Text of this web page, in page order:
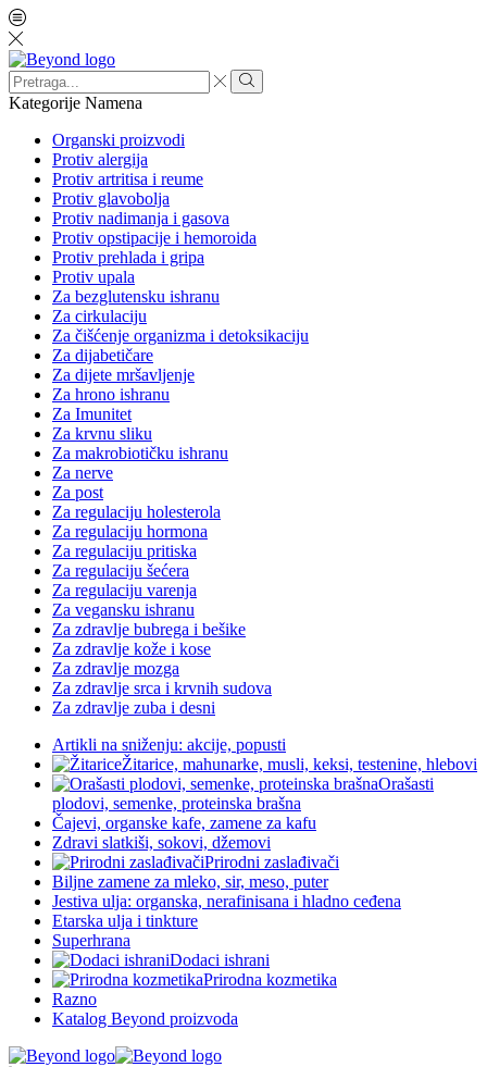
Search
input
Search
Kategorije Namena
Organski proizvodi
Protiv alergija
Protiv artritisa i reume
Protiv glavobolja
Protiv nadimanja i gasova
Protiv opstipacije i hemoroida
Protiv prehlada i gripa
Protiv upala
Za bezglutensku ishranu
Za cirkulaciju
Za čišćenje organizma i detoksikaciju
Za dijabetičare
Za dijete mršavljenje
Za hrono ishranu
Za Imunitet
Za krvnu sliku
Za makrobiotičku ishranu
Za nerve
Za post
Za regulaciju holesterola
Za regulaciju hormona
Za regulaciju pritiska
Za regulaciju šećera
Za regulaciju varenja
Za vegansku ishranu
Za zdravlje bubrega i bešike
Za zdravlje kože i kose
Za zdravlje mozga
Za zdravlje srca i krvnih sudova
Za zdravlje zuba i desni
Artikli na sniženju: akcije, popusti
Žitarice, mahunarke, musli, keksi, testenine, hlebovi
Orašasti
plodovi, semenke, proteinska brašna
Čajevi, organske kafe, zamene za kafu
Zdravi slatkiši, sokovi, džemovi
Prirodni zaslađivači
Biljne zamene za mleko, sir, meso, puter
Jestiva ulja: organska, nerafinisana i hladno ceđena
Etarska ulja i tinkture
Superhrana
Dodaci ishrani
Prirodna kozmetika
Razno
Katalog Beyond proizvoda